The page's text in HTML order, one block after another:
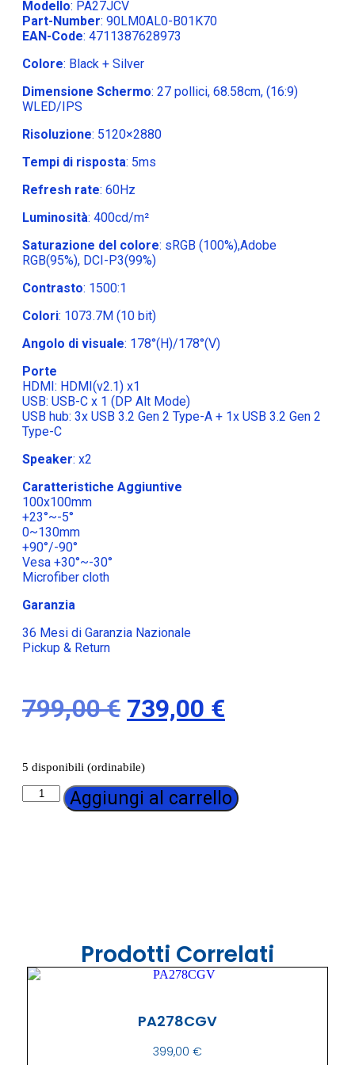
Modello: PA27JCV
Part-Number: 90LM0AL0-B01K70
EAN-Code: 4711387628973
Colore: Black + Silver
Dimensione Schermo: 27 pollici, 68.58cm, (16:9)
WLED/IPS
Risoluzione: 5120×2880
Tempi di risposta: 5ms
Refresh rate: 60Hz
Luminosità: 400cd/m²
Saturazione del colore: sRGB (100%),Adobe
RGB(95%), DCI-P3(99%)
Contrasto: 1500:1
Colori: 1073.7M (10 bit)
Angolo di visuale: 178°(H)/178°(V)
Porte
HDMI: HDMI(v2.1) x1
USB: USB-C x 1 (DP Alt Mode)
USB hub: 3x USB 3.2 Gen 2 Type-A + 1x USB 3.2 Gen 2
Type-C
Speaker: x2
Caratteristiche Aggiuntive
100x100mm
+23°~-5°
0~130mm
+90°/-90°
Vesa +30°~-30°
Microfiber cloth
Garanzia
36 Mesi di Garanzia Nazionale
Pickup & Return
799,00€ 739,00 €
5 disponibili (ordinabile)
Aggiungi al carrello
Prodotti Correlati
PA278CGV
399,00 €